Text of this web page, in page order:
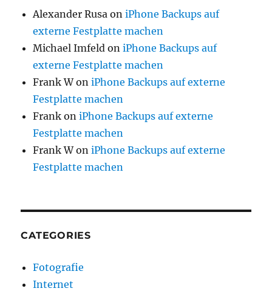
Alexander Rusa oniPhone Backups auf
externe Festplatte machen
Michael Imfeld oniPhone Backups auf
externe Festplatte machen
Frank WoniPhone Backups auf externe
Festplatte machen
Frank oniPhone Backups auf externe
Festplatte machen
Frank WoniPhone Backups auf externe
Festplatte machen
CATEGORIES
Fotografie
Internet